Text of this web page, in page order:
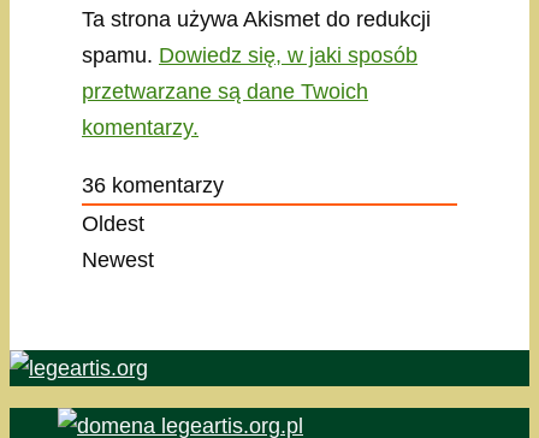
Ta strona używa Akismet do redukcji
spamu. Dowiedz się, w jaki sposób
przetwarzane są dane Twoich
komentarzy.
36 komentarzy
Oldest
Newest